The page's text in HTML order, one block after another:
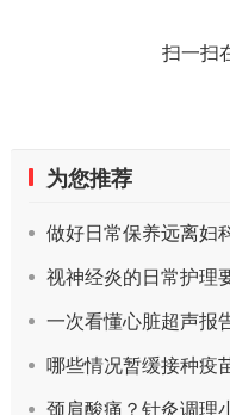
扫一扫
为您推荐
做好日常保养远离妇
视神经炎的日常护理
一次看懂心脏超声报
哪些情况暂缓接种疫
颈肩酸痛？针灸调理